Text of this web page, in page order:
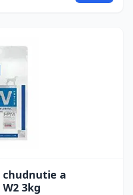
chudnutie a
3kg